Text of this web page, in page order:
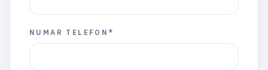
NUMAR TELEFON*